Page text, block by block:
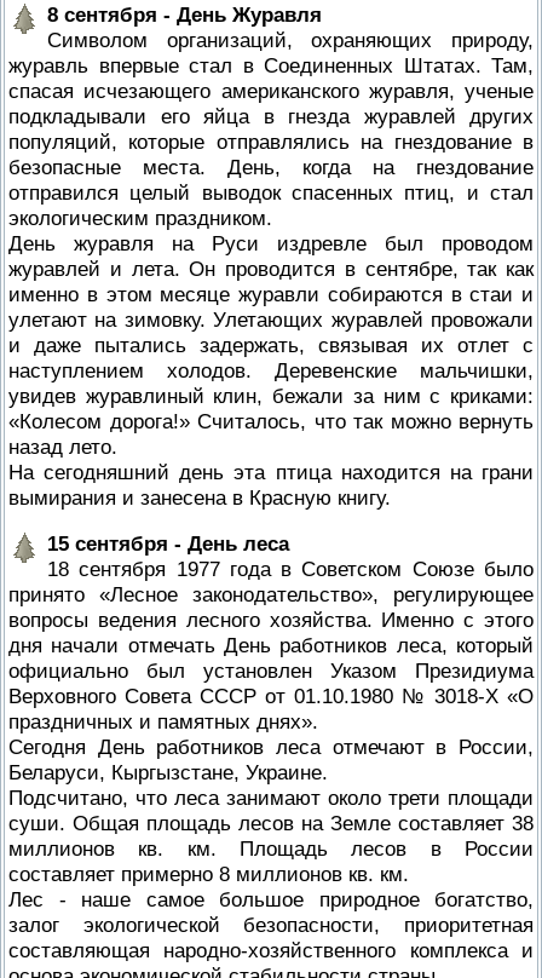
8 сентября - День Журавля
Символом организаций, охраняющих природу,
журавль впервые стал в Соединенных Штатах. Там,
спасая исчезающего американского журавля, ученые
подкладывали его яйца в гнезда журавлей других
популяций, которые отправлялись на гнездование в
безопасные места. День, когда на гнездование
отправился целый выводок спасенных птиц, и стал
экологическим праздником.
День журавля на Руси издревле был проводом
журавлей и лета. Он проводится в сентябре, так как
именно в этом месяце журавли собираются в стаи и
улетают на зимовку. Улетающих журавлей провожали
и даже пытались задержать, связывая их отлет с
наступлением холодов. Деревенские мальчишки,
увидев журавлиный клин, бежали за ним с криками:
«Колесом дорога!» Считалось, что так можно вернуть
назад лето.
На сегодняшний день эта птица находится на грани
вымирания и занесена в Красную книгу.
15 сентября - День леса
18 сентября 1977 года в Советском Союзе было
принято «Лесное законодательство», регулирующее
вопросы ведения лесного хозяйства. Именно с этого
дня начали отмечать День работников леса, который
официально был установлен Указом Президиума
Верховного Совета СССР от 01.10.1980 № 3018-Х «О
праздничных и памятных днях».
Сегодня День работников леса отмечают в России,
Беларуси, Кыргызстане, Украине.
Подсчитано, что леса занимают около трети площади
суши. Общая площадь лесов на Земле составляет 38
миллионов кв. км. Площадь лесов в России
составляет примерно 8 миллионов кв. км.
Лес - наше самое большое природное богатство,
залог экологической безопасности, приоритетная
составляющая народно-хозяйственного комплекса и